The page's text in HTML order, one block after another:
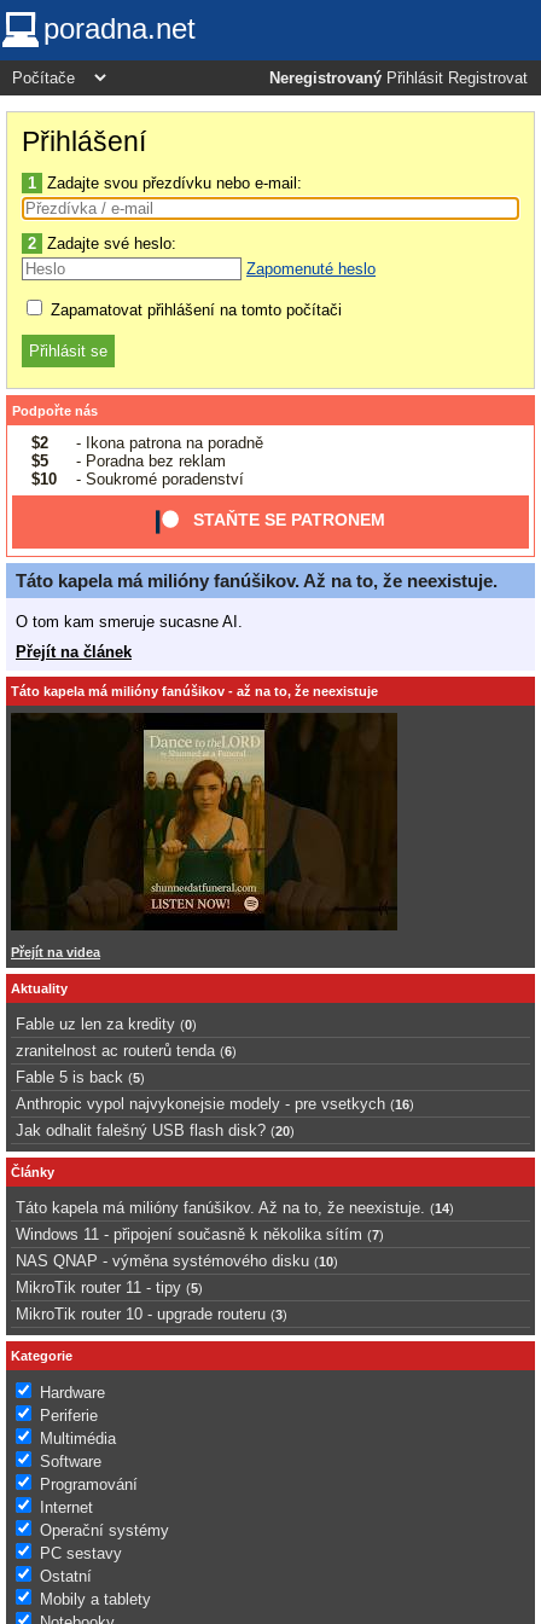
poradna.net
Neregistrovaný Přihlásit Registrovat
Přihlášení
1 Zadajte svou přezdívku nebo e-mail:
2 Zadajte své heslo:
Zapomenuté heslo
Zapamatovat přihlášení na tomto počítači
Podpořte nás
$2
- Ikona patrona na poradně
$5
- Poradna bez reklam
$10
- Soukromé poradenství
STAŇTE SE PATRONEM
Táto kapela má milióny fanúšikov. Až na to, že neexistuje.
O tom kam smeruje sucasne AI.
Přejít na článek
Táto kapela má milióny fanúšikov - až na to, že neexistuje
Přejít na videa
Aktuality
Fable uz len za kredity (0)
zranitelnost ac routerů tenda (6)
Fable 5 is back (5)
Anthropic vypol najvykonejsie modely - pre vsetkych (16)
Jak odhalit falešný USB flash disk? (20)
Články
Táto kapela má milióny fanúšikov. Až na to, že neexistuje. (14)
Windows 11 - připojení současně k několika sítím (7)
NAS QNAP - výměna systémového disku (10)
MikroTik router 11 - tipy (5)
MikroTik router 10 - upgrade routeru (3)
Kategorie
Hardware
Periferie
Multimédia
Software
Programování
Internet
Operační systémy
PC sestavy
Ostatní
Mobily a tablety